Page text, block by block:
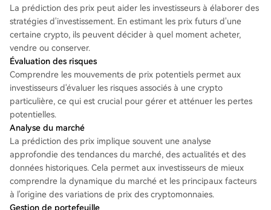
La prédiction des prix peut aider les investisseurs à élaborer des
stratégies d'investissement. En estimant les prix futurs d'une
certaine crypto, ils peuvent décider à quel moment acheter,
vendre ou conserver.
Évaluation des risques
Comprendre les mouvements de prix potentiels permet aux
investisseurs d'évaluer les risques associés à une crypto
particulière, ce qui est crucial pour gérer et atténuer les pertes
potentielles.
Analyse du marché
La prédiction des prix implique souvent une analyse
approfondie des tendances du marché, des actualités et des
données historiques. Cela permet aux investisseurs de mieux
comprendre la dynamique du marché et les principaux facteurs
à l'origine des variations de prix des cryptomonnaies.
Gestion de portefeuille